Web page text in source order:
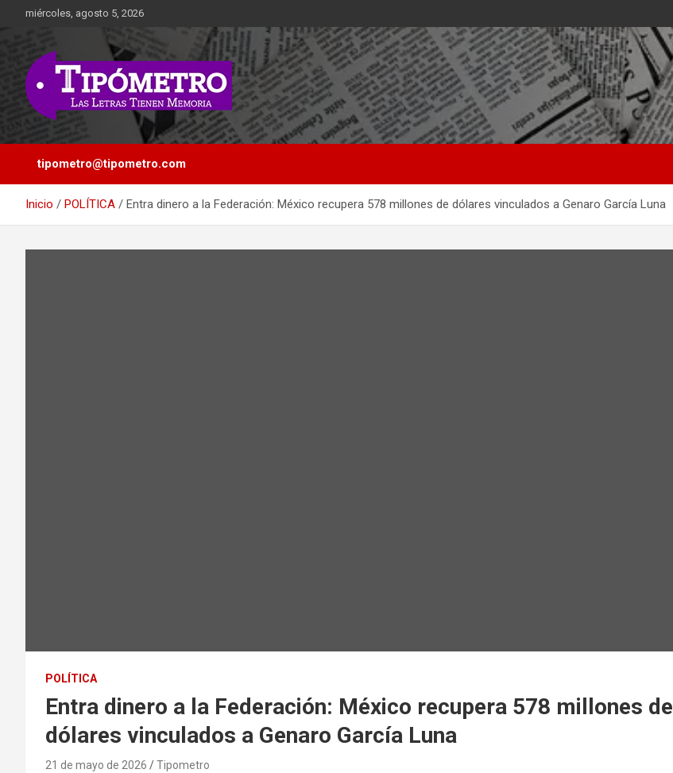
miércoles, agosto 5, 2026
Tipometro
Las Letras Tienen Memoria
tipometro@tipometro.com
Inicio POLÍTICA Entra dinero a la Federación: México recupera 578 millones de dólares vinculados a Genaro García Luna
POLÍTICA
Entra dinero a la Federación: México recupera 578 millones de
dólares vinculados a Genaro García Luna
21 de mayo de 2026 Tipometro